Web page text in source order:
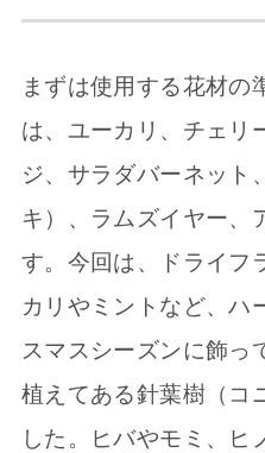
まずは使用する花材の
は、ユーカリ、チェリ
ジ、サラダバーネット
キ）、ラムズイヤー、
す。今回は、ドライフ
カリやミントなど、ハ
スマスシーズンに飾っ
植えてある針葉樹（コ
した。ヒバやモミ、ヒ